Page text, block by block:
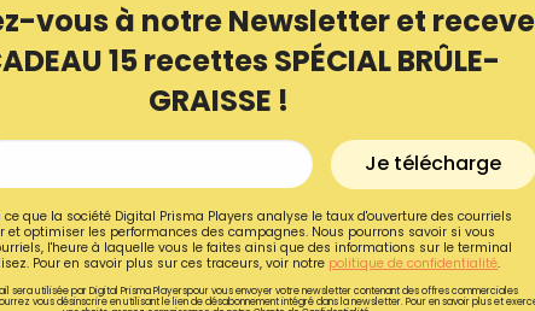
vous à notre Newsletter et
15 recettes SPÉCIAL BRÛLE-
GRAISSE !
Je télécharge
ce que la société Digital Prisma Players analyse le taux d'ouverture des courriels
et optimiser les performances des campagnes. Nous pourrons savoir si vous
l'heure à laquelle vous le faites ainsi que des informations sur le terminal
Pour en savoir plus sur ces traceurs, voir notre politique de confidentialité.
sera utilisée par Digital Prisma Playerspour vous envoyer votre newsletter contenant des offres commerciales
vous désinscrire en utilisant le lien de désabonnement intégré dans la newsletter. Pour en savoir plus et
Recevez
recettes inédites de